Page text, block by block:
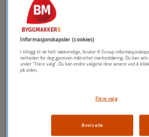
Informasjonskapsler (cookies)
I tillegg til de helt nødvendige, bruker K Group
nettsiden for deg gjennom målrettet markedsføring. Du kan
under "Flere valg". Du kan endre valgene dine senere ved å
på siden.
Flere valg
Avvis alle